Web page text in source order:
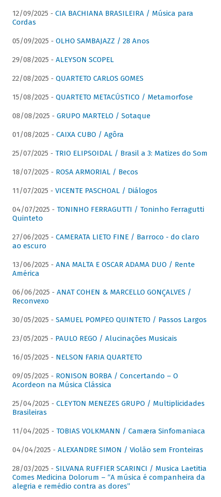
12/09/2025 - CIA BACHIANA BRASILEIRA / Música para
Cordas
05/09/2025 - OLHO SAMBAJAZZ / 28 Anos
29/08/2025 - ALEYSON SCOPEL
22/08/2025 - QUARTETO CARLOS GOMES
15/08/2025 - QUARTETO METACÚSTICO / Metamorfose
08/08/2025 - GRUPO MARTELO / Sotaque
01/08/2025 - CAIXA CUBO / Agôra
25/07/2025 - TRIO ELIPSOIDAL / Brasil a 3: Matizes do Som
18/07/2025 - ROSA ARMORIAL / Becos
11/07/2025 - VICENTE PASCHOAL / Diálogos
04/07/2025 - TONINHO FERRAGUTTI / Toninho Ferragutti
Quinteto
27/06/2025 - CAMERATA LIETO FINE / Barroco - do claro
ao escuro
13/06/2025 - ANA MALTA E OSCAR ADAMA DUO / Rente
América
06/06/2025 - ANAT COHEN & MARCELLO GONÇALVES /
Reconvexo
30/05/2025 - SAMUEL POMPEO QUINTETO / Passos Largos
23/05/2025 - PAULO REGO / Alucinações Musicais
16/05/2025 - NELSON FARIA QUARTETO
09/05/2025 - RONISON BORBA / Concertando – O
Acordeon na Música Clássica
25/04/2025 - CLEYTON MENEZES GRUPO / Multiplicidades
Brasileiras
11/04/2025 - TOBIAS VOLKMANN / Camæra Sinfomaniaca
04/04/2025 - ALEXANDRE SIMON / Violão sem Fronteiras
28/03/2025 - SILVANA RUFFIER SCARINCI / Musica Laetitia
Comes Medicina Dolorum – “A música é companheira da
alegria e remédio contra as dores”